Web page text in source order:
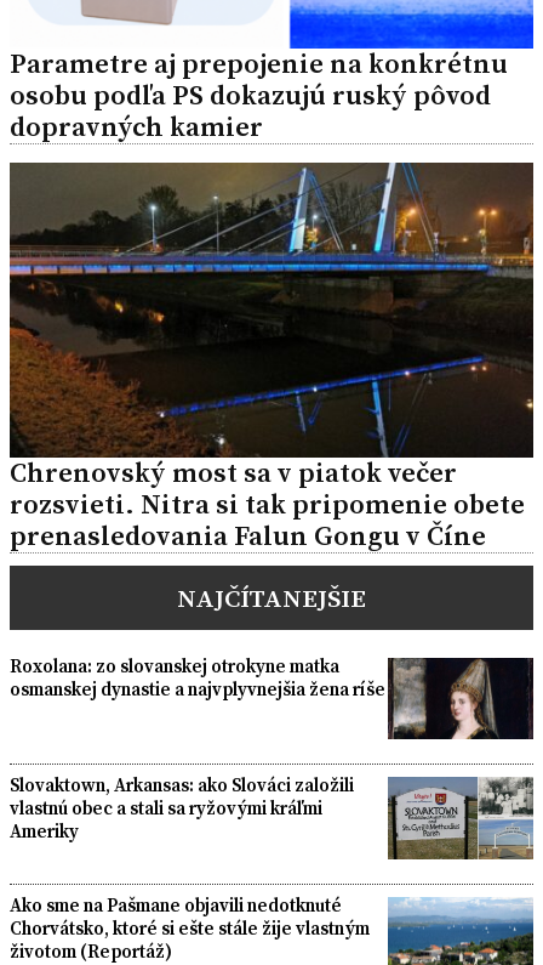
Parametre aj prepojenie na konkrétnu
osobu podľa PS dokazujú ruský pôvod
dopravných kamier
Chrenovský most sa v piatok večer
rozsvieti. Nitra si tak pripomenie obete
prenasledovania Falun Gongu v Číne
NAJČÍTANEJŠIE
Roxolana: zo slovanskej otrokyne matka
osmanskej dynastie a najvplyvnejšia žena ríše
Slovaktown, Arkansas: ako Slováci založili
vlastnú obec a stali sa ryžovými kráľmi
Ameriky
Ako sme na Pašmane objavili nedotknuté
Chorvátsko, ktoré si ešte stále žije vlastným
životom (Reportáž)